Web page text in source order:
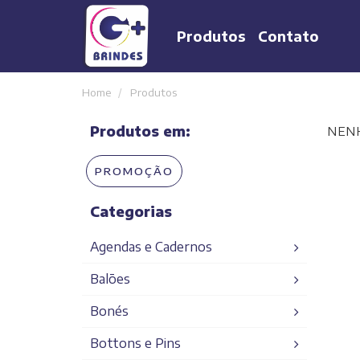
Produtos Contato
Home Produtos
Produtos em:
PROMOÇÃO
Categorias
Agendas e Cadernos
Agendas
Cadernos
Balões
Balões em geral
Bonés
Bonés em Geral
Bottons e Pins